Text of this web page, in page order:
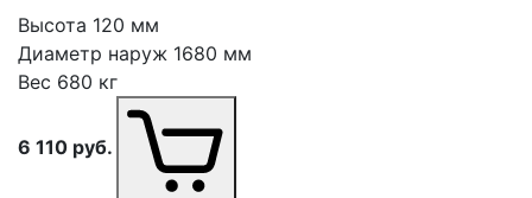
Высота 120 мм
Диаметр наруж 1680 мм
Вес 680 кг
6 110 руб.